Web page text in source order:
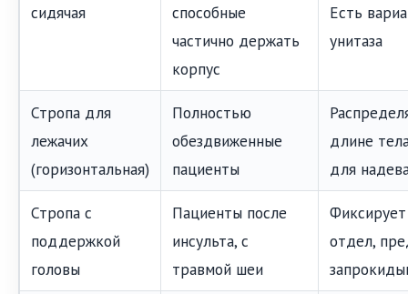
сидячая
способные
частично держать
корпус
Есть
унитаза
Стропа для
лежачих
(горизонтальная)
Полностью
обездвиженные
пациенты
длине
для
Стропа с
поддержкой
головы
Пациенты после
инсульта, с
травмой шеи
отдел,